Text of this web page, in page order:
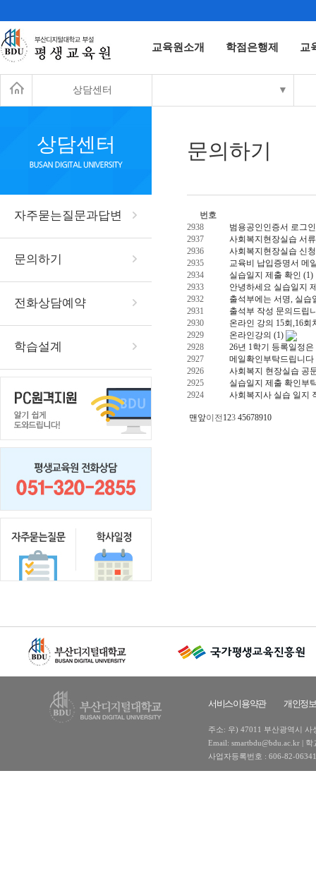
교육원소개 학점은행제 교
상담센터 ▼
상담센터
자주묻는질문과답변
문의하기
전화상담예약
학습설계
문의하기
번호
2938
범용공인인증서 로그
2937
사회복지현장실습 서
2936
사회복지현장실습 신
2935
교육비 납입증명서 메
2934
실습일지 제출 확인 (1)
2933
안녕하세요 실습일지
2932
출석부에는 서명, 실
2931
출석부 작성 문의드립
2930
온라인 강의 15회,16
2929
온라인강의 (1)
2928
26년 1학기 등록일정
2927
메일확인부탁드립니다
2926
사회복지 현장실습 공
2925
실습일지 제출 확인부
2924
사회복지사 실습 일지
맨앞이전 123 45678910
서비스이용약관 개인정
주소: 우) 47011 부산광역시 사
Email: smartbdu@bdu.ac.kr |
사업자등록번호 : 606-82-